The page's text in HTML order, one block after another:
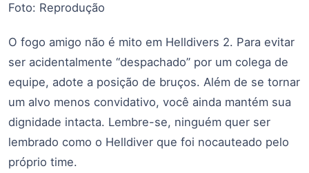
Foto: Reprodução
O fogo amigo não é mito em Helldivers 2. Para evitar
ser acidentalmente “despachado” por um colega de
equipe, adote a posição de bruços. Além de se tornar
um alvo menos convidativo, você ainda mantém sua
dignidade intacta. Lembre-se, ninguém quer ser
lembrado como o Helldiver que foi nocauteado pelo
próprio time.